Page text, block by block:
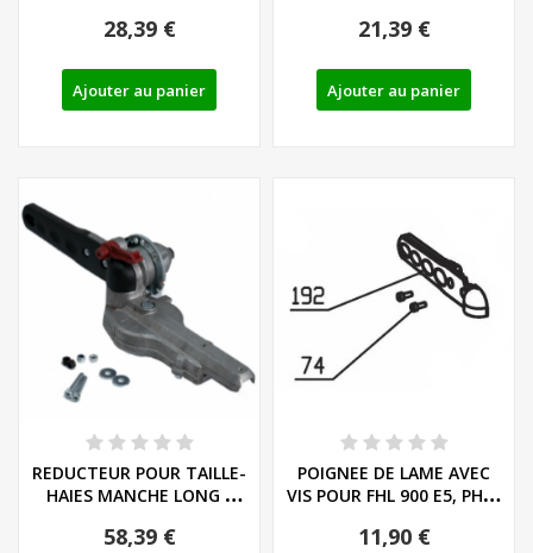
28,39 €
Ajouter au panier
21,39 €
Ajouter au panier
REDUCTEUR POUR TAILLE-
HAIES MANCHE LONG -
58,39 €
POIGNEE DE LAME AVEC
VIS POUR FHL 900 E5, PHSL
11,90 €